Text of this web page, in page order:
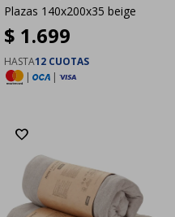
Plazas 140x200x35 beige
$ 1.699
HASTA12 CUOTAS
|
|